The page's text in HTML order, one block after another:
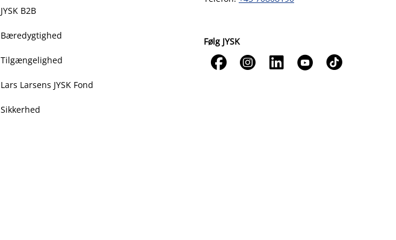
JYSK B2B
Bæredygtighed
Tilgængelighed
Lars Larsens JYSK Fond
Sikkerhed
Følg JYSK
    